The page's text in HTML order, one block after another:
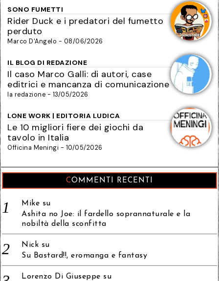
SONO FUMETTI
Rider Duck e i predatori del fumetto
perduto
Marco D'Angelo - 08/06/2026
IL BLOG DI REDAZIONE
Il caso Marco Galli: di autori, case
editrici e mancanza di comunicazione
la redazione - 13/05/2026
LONE WORK | EDITORIA LUDICA
Le 10 migliori fiere dei giochi da
tavolo in Italia
Officina Meningi - 10/05/2026
COMMENTI RECENTI
Mike su
Ashita no Joe: il fardello soprannaturale e la
nobiltà della sconfitta
Nick su
Su Bastard!!, eromanga e fantasy
Lorenzo Di Giuseppe su